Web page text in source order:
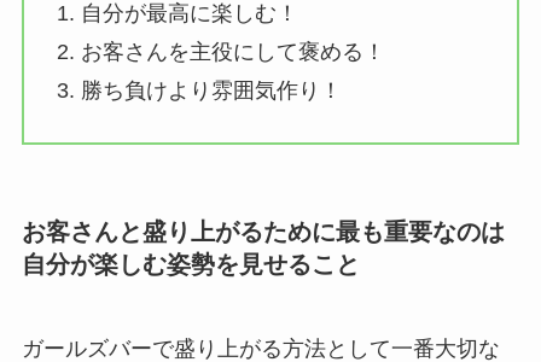
1. 自分が最高に楽しむ！
2. お客さんを主役にして褒める！
3. 勝ち負けより雰囲気作り！
お客さんと盛り上がるために最も重要なのは
自分が楽しむ姿勢を見せること
ガールズバーで盛り上がる方法として一番大切な